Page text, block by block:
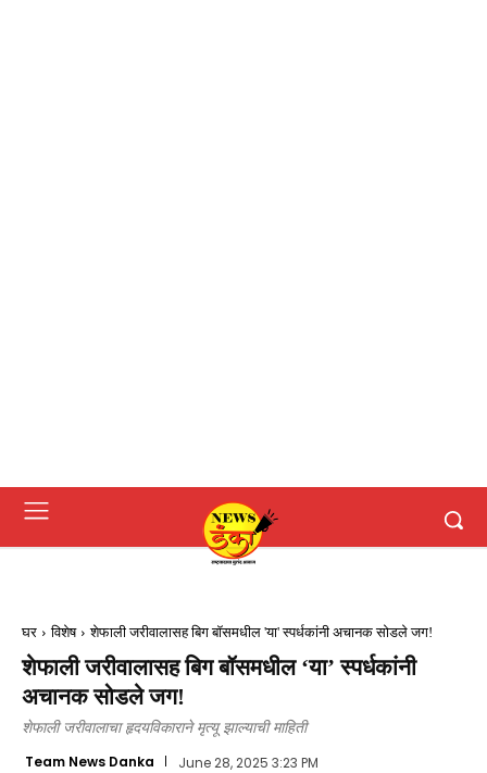
घर विशेष शेफाली जरीवालासह बिग बॉसमधील 'या' स्पर्धकांनी अचानक सोडले जग!
शेफाली जरीवालासह बिग बॉसमधील ‘या’ स्पर्धकांनी
अचानक सोडले जग!
शेफाली जरीवालाचा हृदयविकाराने मृत्यू झाल्याची माहिती
Team News Danka June 28, 2025 3:23 PM